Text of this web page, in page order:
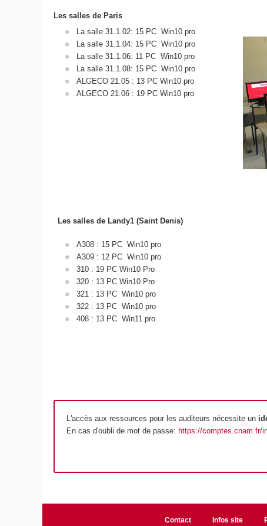
Les salles de Paris
La salle 31.1.02: 15 PC Win10 pro
La salle 31.1.04: 15 PC Win10 pro
La salle 31.1.06: 11 PC Win10 pro
La salle 31.1.08: 15 PC Win10 pro
ALGECO 21.05 : 13 PC Win10 pro
ALGECO 21.06 : 19 PC Win10 pro
Les salles de Landy1 (Saint Denis)
A308 : 15 PC Win10 pro
A309 : 12 PC Win10 pro
310 : 19 PC Win10 Pro
320 : 13 PC Win10 Pro
321 : 13 PC Win10 pro
322 : 13 PC Win10 pro
408 : 13 PC Win11 pro
L'accès aux ressources pour les auditeurs nécessite un
En cas d'oubli de mot de passe: https://comptes.cnam.fr/
Contact Infos site